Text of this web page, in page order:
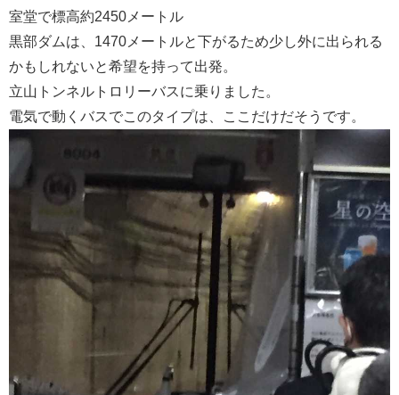
室堂で標高約2450メートル
黒部ダムは、1470メートルと下がるため少し外に出られる
かもしれないと希望を持って出発。
立山トンネルトロリーバスに乗りました。
電気で動くバスでこのタイプは、ここだけだそうです。